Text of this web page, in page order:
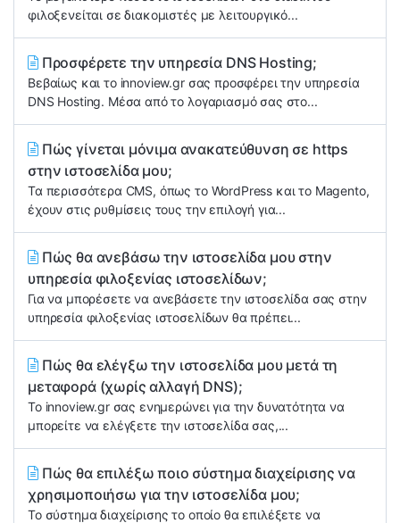
φιλοξενείται σε διακομιστές με λειτουργικό...
Προσφέρετε την υπηρεσία DNS Hosting;
Βεβαίως και το innoview.gr σας προσφέρει την υπηρεσία
DNS Hosting. Μέσα από το λογαριασμό σας στο...
Πώς γίνεται μόνιμα ανακατεύθυνση σε https
στην ιστοσελίδα μου;
Τα περισσότερα CMS, όπως το WordPress και το Magento,
έχουν στις ρυθμίσεις τους την επιλογή για...
Πώς θα ανεβάσω την ιστοσελίδα μου στην
υπηρεσία φιλοξενίας ιστοσελίδων;
Για να μπορέσετε να ανεβάσετε την ιστοσελίδα σας στην
υπηρεσία φιλοξενίας ιστοσελίδων θα πρέπει...
Πώς θα ελέγξω την ιστοσελίδα μου μετά τη
μεταφορά (χωρίς αλλαγή DNS);
Το innoview.gr σας ενημερώνει για την δυνατότητα να
μπορείτε να ελέγξετε την ιστοσελίδα σας,...
Πώς θα επιλέξω ποιο σύστημα διαχείρισης να
χρησιμοποιήσω για την ιστοσελίδα μου;
Το σύστημα διαχείρισης το οποίο θα επιλέξετε να